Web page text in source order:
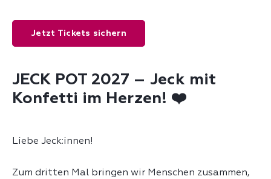
Jetzt Tickets sichern
JECK POT 2027 – Jeck mit
Konfetti im Herzen! ❤️
Liebe Jeck:innen!
Zum dritten Mal bringen wir Menschen zusammen,